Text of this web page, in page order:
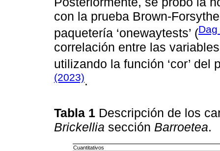
con la prueba Brown-
paquetería ‘onewaytests’ (
correlación entre las
utilizando la función ‘cor’ del
(2023).
Tabla 1 Descripción de los
Brickellia sección Barroetea.
Cuantitativos